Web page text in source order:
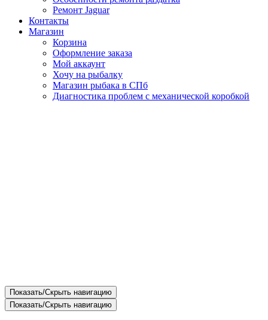
Ремонт Jaguar
Контакты
Магазин
Корзина
Оформление заказа
Мой аккаунт
Хочу на рыбалку
Магазин рыбака в СПб
Диагностика проблем с механической коробкой
Показать/Скрыть навигацию
Показать/Скрыть навигацию